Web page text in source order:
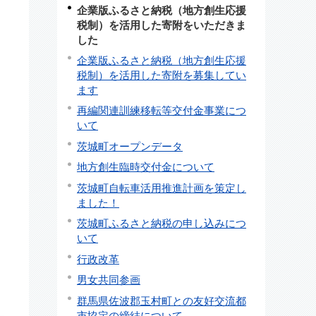
企業版ふるさと納税（地方創生応援
税制）を活用した寄附をいただきま
した
企業版ふるさと納税（地方創生応援
税制）を活用した寄附を募集してい
ます
再編関連訓練移転等交付金事業につ
いて
茨城町オープンデータ
地方創生臨時交付金について
茨城町自転車活用推進計画を策定し
ました！
茨城町ふるさと納税の申し込みにつ
いて
行政改革
男女共同参画
群馬県佐波郡玉村町との友好交流都